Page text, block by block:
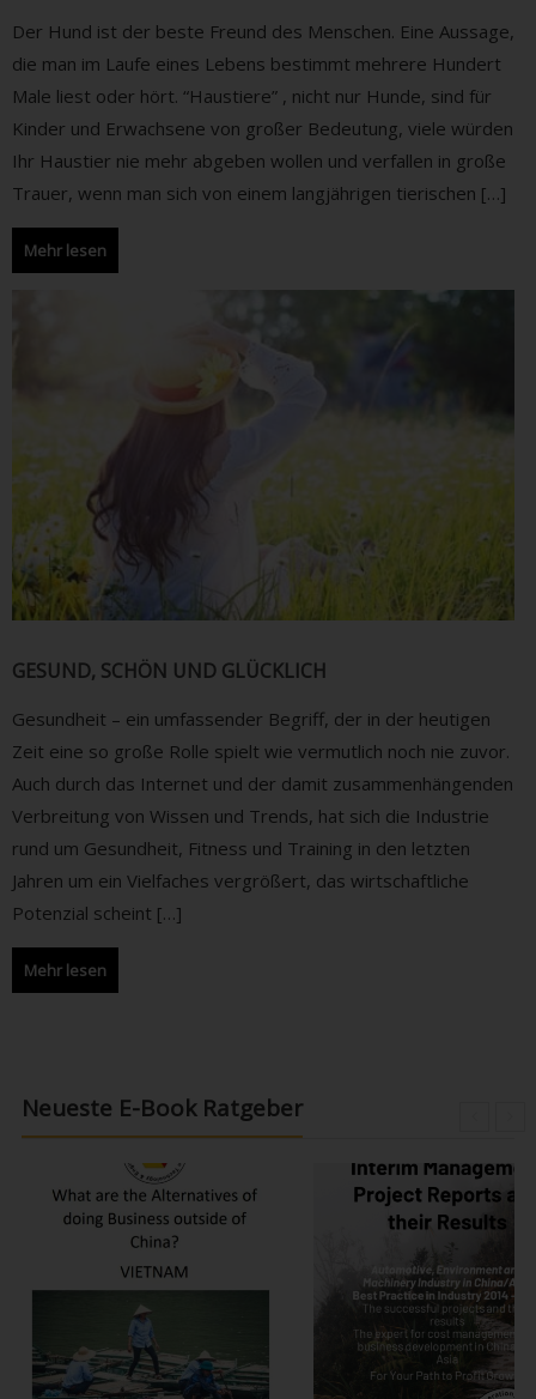
Der Hund ist der beste Freund des Menschen. Eine Aussage,
die man im Laufe eines Lebens bestimmt mehrere Hundert
Male liest oder hört. “Haustiere” , nicht nur Hunde, sind für
Kinder und Erwachsene von großer Bedeutung, viele würden
Ihr Haustier nie mehr abgeben wollen und verfallen in große
Trauer, wenn man sich von einem langjährigen tierischen […]
Mehr lesen
GESUND, SCHÖN UND GLÜCKLICH
Gesundheit – ein umfassender Begriff, der in der heutigen
Zeit eine so große Rolle spielt wie vermutlich noch nie zuvor.
Auch durch das Internet und der damit zusammenhängenden
Verbreitung von Wissen und Trends, hat sich die Industrie
rund um Gesundheit, Fitness und Training in den letzten
Jahren um ein Vielfaches vergrößert, das wirtschaftliche
Potenzial scheint […]
Mehr lesen
Neueste E-Book Ratgeber